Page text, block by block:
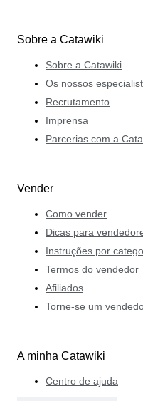
Sobre a Catawiki
Sobre a Catawiki
Os nossos
Recrutamento
Imprensa
Parcerias com a
Vender
Como vender
Dicas para
Instruções por
Termos do vendedor
Afiliados
Torne-se um
A minha Catawiki
Centro de ajuda